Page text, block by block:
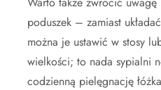
poduszek – zamiast
można je ustawić w stosy
wielkości; to nada sypialni
codzienną pielęgnację